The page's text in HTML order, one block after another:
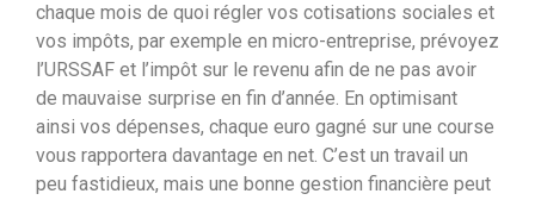
chaque mois de quoi régler vos cotisations sociales et
vos impôts, par exemple en micro-entreprise, prévoyez
l’URSSAF et l’impôt sur le revenu afin de ne pas avoir
de mauvaise surprise en fin d’année. En optimisant
ainsi vos dépenses, chaque euro gagné sur une course
vous rapportera davantage en net. C’est un travail un
peu fastidieux, mais une bonne gestion financière peut